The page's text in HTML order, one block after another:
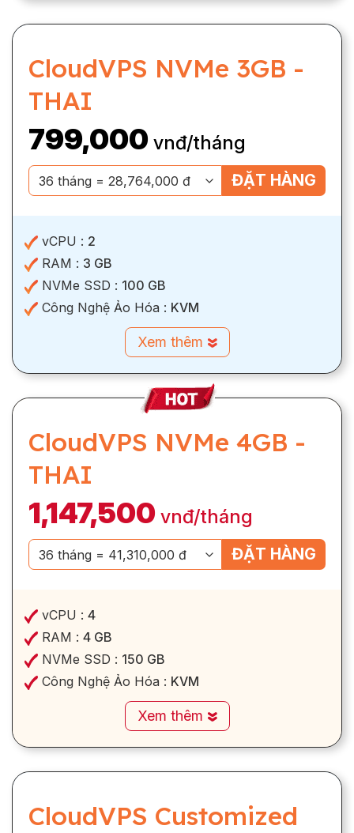
CloudVPS NVMe 3GB -
THAI
799,000 vnđ/tháng
ĐẶT HÀNG
vCPU : 2
RAM : 3 GB
NVMe SSD : 100 GB
Công Nghệ Ảo Hóa : KVM
Xem thêm
CloudVPS NVMe 4GB -
THAI
1,147,500 vnđ/tháng
ĐẶT HÀNG
vCPU : 4
RAM : 4 GB
NVMe SSD : 150 GB
Công Nghệ Ảo Hóa : KVM
Xem thêm
CloudVPS Customized